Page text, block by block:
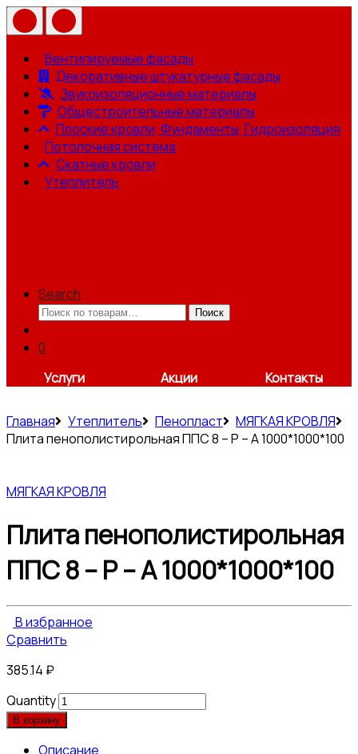
Вентилируемые фасады
Декоративные штукатурные фасады
Звукоизоляционные материалы
Общестроительные материалы
Плоские кровли, Фундаменты, Гидроизоляция
Потолочная система
Скатные кровли
Утеплитель
Search
Искать:
Поиск
0
Услуги
Акции Контакты
Главная Утеплитель Пенопласт
МЯГКАЯ КРОВЛЯ
Плита пенополистирольная ППС 8 – Р – А 1000*1000*100
МЯГКАЯ КРОВЛЯ
Плита пенополистирольная
ППС 8 – Р – А 1000*1000*100
В избранное
Сравнить
385.14 ₽
Quantity
В корзину
Описание